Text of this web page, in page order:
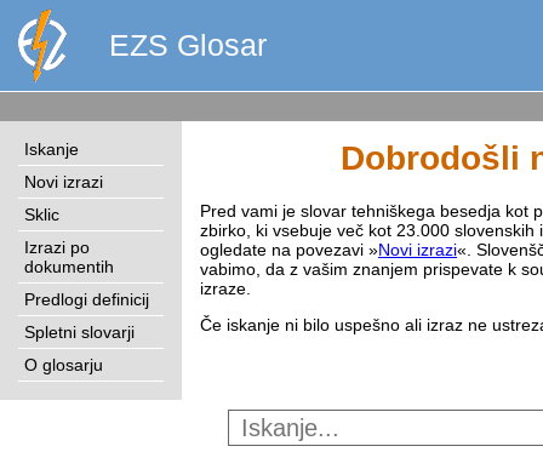
EZS Glosar
Iskanje
Novi izrazi
Sklic
Izrazi po
dokumentih
Predlogi definicij
Spletni slovarji
O glosarju
Dobrodošli
Pred vami je slovar tehniškega besedja kot
zbirko, ki vsebuje več kot 23.000
ogledate na povezavi »Novi izrazi«.
vabimo, da z vašim znanjem prispevate k
izraze.
Če iskanje ni bilo uspešno ali izraz ne